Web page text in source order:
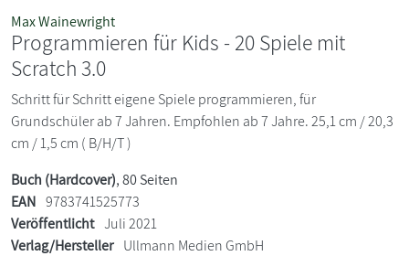
Max Wainewright
Programmieren für Kids - 20 Spiele mit
Scratch 3.0
Schritt für Schritt eigene Spiele programmieren, für
Grundschüler ab 7 Jahren. Empfohlen ab 7 Jahre. 25,1 cm / 20,3
cm / 1,5 cm ( B/H/T )
Buch (Hardcover), 80 Seiten
EAN 9783741525773
Veröffentlicht Juli 2021
Verlag/Hersteller Ullmann Medien GmbH